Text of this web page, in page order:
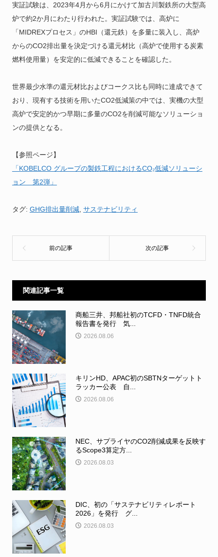
実証試験は、2023年4月から6月にかけて加古川製鉄所の大型高
炉で約2か月にわたり行われた。実証試験では、高炉に
「MIDREXプロセス」のHBI（還元鉄）を多量に装入し、高炉
からのCO2排出量を決定づける還元材比（高炉で使用する炭素
燃料使用量）を安定的に低減できることを確認した。
世界最少水準の還元材比およびコークス比も同時に達成できて
おり、現有する技術を用いたCO2低減策の中では、実機の大型
高炉で安定的かつ早期に多量のCO2を削減可能なソリューショ
ンの提供となる。
【参照ページ】
「KOBELCO グループの製鉄工程におけるCO₂低減ソリューシ
ョン 第2弾」
タグ: GHG排出量削減, サステナビリティ
関連記事一覧
商船三井、邦船社初のTCFD・TNFD統合
報告書を発行 気...
2026.08.06
キリンHD、APAC初のSBTNターゲットト
ラッカー公表 自...
2026.08.06
NEC、サプライヤのCO2削減成果を反映す
るScope3算定方...
2026.08.03
DIC、初の「サステナビリティレポート
2026」を発行 グ...
2026.08.03